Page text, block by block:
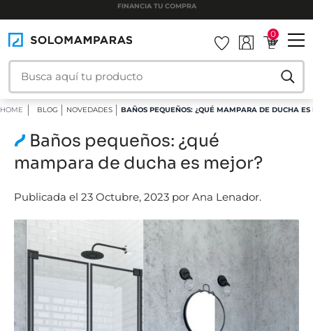
INSTALAMOS TU MAMPARA
0
HOME BLOG NOVEDADES BAÑOS PEQUEÑOS: ¿QUÉ MAMPARA DE DUCHA ES
Baños pequeños: ¿qué
mampara de ducha es mejor?
Publicada el 23 Octubre, 2023 por Ana Lenador.